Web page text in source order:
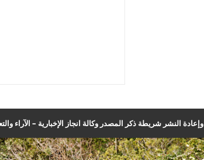
وإعادة النشر شريطة ذكر المصدر وكالة انجاز الإخبارية – الآراء